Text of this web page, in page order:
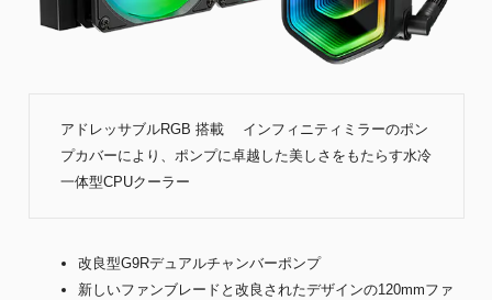
アドレッサブルRGB 搭載 インフィニティミラーのポン
プカバーにより、ポンプに卓越した美しさをもたらす水冷
一体型CPUクーラー
改良型G9Rデュアルチャンバーポンプ
新しいファンブレードと改良されたデザインの120mmファ